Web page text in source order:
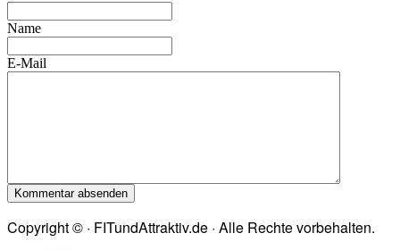
Name
E-Mail
Copyright © · FITundAttraktiv.de · Alle Rechte vorbehalten.